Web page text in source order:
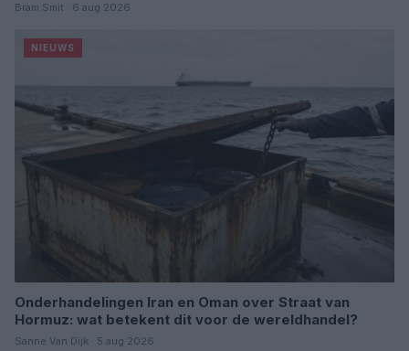
Bram Smit · 6 aug 2026
NIEUWS
Onderhandelingen Iran en Oman over Straat van
Hormuz: wat betekent dit voor de wereldhandel?
Sanne Van Dijk · 5 aug 2026